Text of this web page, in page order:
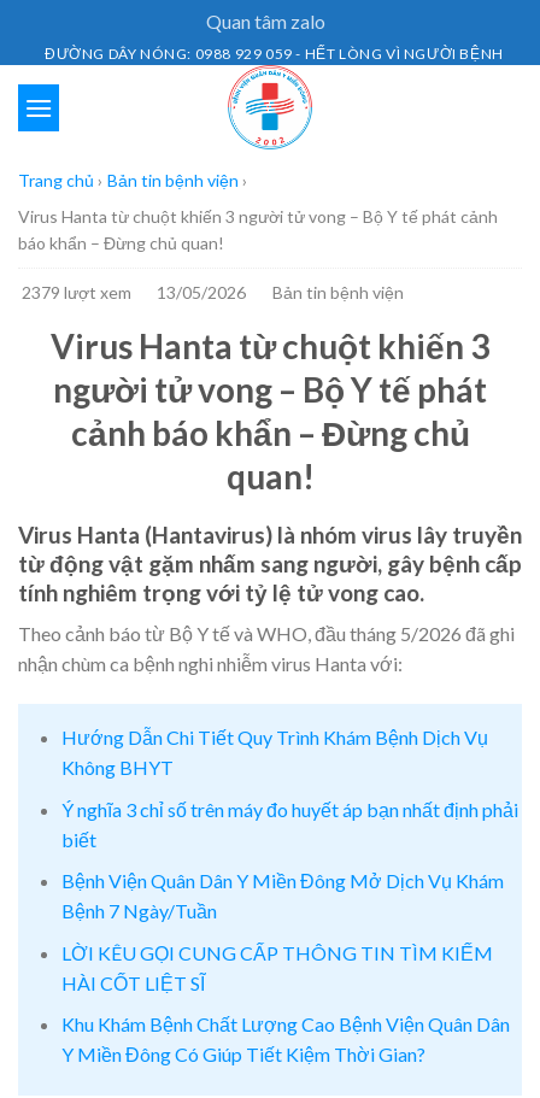
Quan tâm zalo
ĐƯỜNG DÂY NÓNG: 0988 929 059 - HẾT LÒNG VÌ NGƯỜI BỆNH
Trang chủ › Bản tin bệnh viện ›
Virus Hanta từ chuột khiến 3 người tử vong – Bộ Y tế phát cảnh
báo khẩn – Đừng chủ quan!
2379 lượt xem 13/05/2026 Bản tin bệnh viện
Virus Hanta từ chuột khiến 3
người tử vong – Bộ Y tế phát
cảnh báo khẩn – Đừng chủ
quan!
Virus Hanta (Hantavirus) là nhóm virus lây truyền
từ động vật gặm nhấm sang người, gây bệnh cấp
tính nghiêm trọng với tỷ lệ tử vong cao.
Theo cảnh báo từ Bộ Y tế và WHO, đầu tháng 5/2026 đã ghi
nhận chùm ca bệnh nghi nhiễm virus Hanta với:
Hướng Dẫn Chi Tiết Quy Trình Khám Bệnh Dịch Vụ
Không BHYT
Ý nghĩa 3 chỉ số trên máy đo huyết áp bạn nhất định phải
biết
Bệnh Viện Quân Dân Y Miền Đông Mở Dịch Vụ Khám
Bệnh 7 Ngày/Tuần
LỜI KÊU GỌI CUNG CẤP THÔNG TIN TÌM KIẾM
HÀI CỐT LIỆT SĨ
Khu Khám Bệnh Chất Lượng Cao Bệnh Viện Quân Dân
Y Miền Đông Có Giúp Tiết Kiệm Thời Gian?